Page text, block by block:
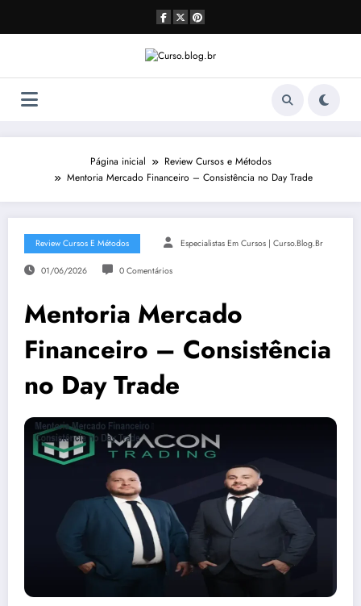
o
Página inicial
Review Cursos e Métodos
Mentoria Mercado Financeiro – Consistência no Day Trade
Review Cursos E Métodos Especialistas Em Cursos | Curso.blog.br
01/06/2026 0 Comentários
Mentoria Mercado
Financeiro – Consistência
no Day Trade